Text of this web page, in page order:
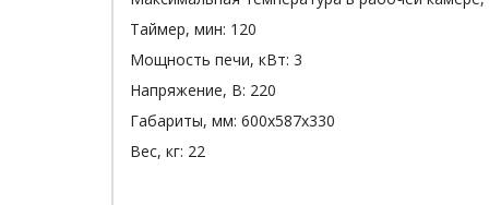
Таймер, мин: 120
Мощность печи, кВт: 3
Напряжение, В: 220
Габариты, мм: 600х587х330
Вес, кг: 22